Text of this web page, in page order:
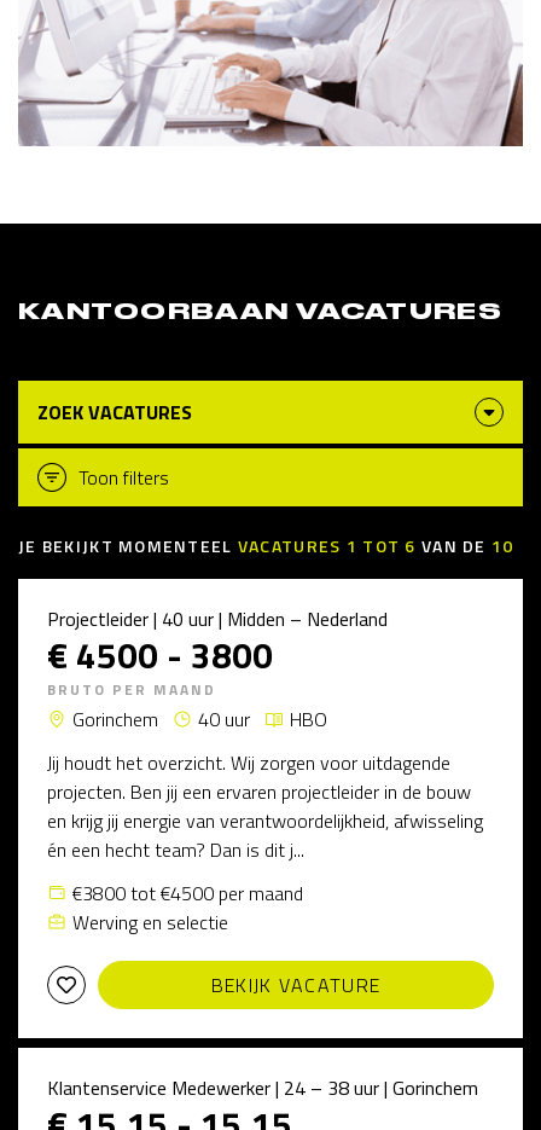
KANTOORBAAN VACATURES
ZOEK VACATURES
Toon filters
JE BEKIJKT MOMENTEEL VACATURES 1 TOT 6 VAN DE 10
Projectleider | 40 uur | Midden – Nederland
€ 4500 - 3800
BRUTO PER MAAND
Gorinchem 40 uur
HBO
Jij houdt het overzicht. Wij zorgen voor uitdagende
projecten. Ben jij een ervaren projectleider in de bouw
en krijg jij energie van verantwoordelijkheid, afwisseling
én een hecht team? Dan is dit j...
€3800 tot €4500 per maand
Werving en selectie
BEKIJK VACATURE
Klantenservice Medewerker | 24 – 38 uur | Gorinchem